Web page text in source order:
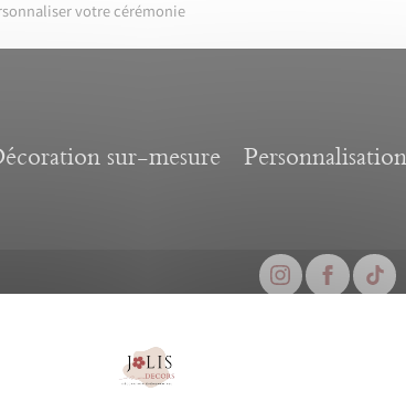
votre cérémonie
sur-mesure Personnalisation